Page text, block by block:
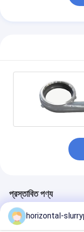
প্রস্তাবিত পণ্য
horizontal-